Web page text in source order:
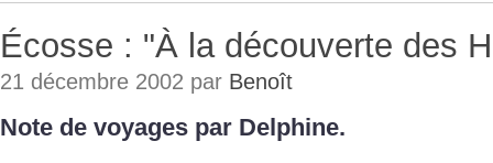
Écosse : "À la découverte des
21 décembre 2002 par Benoît
Note de voyages par Delphine.